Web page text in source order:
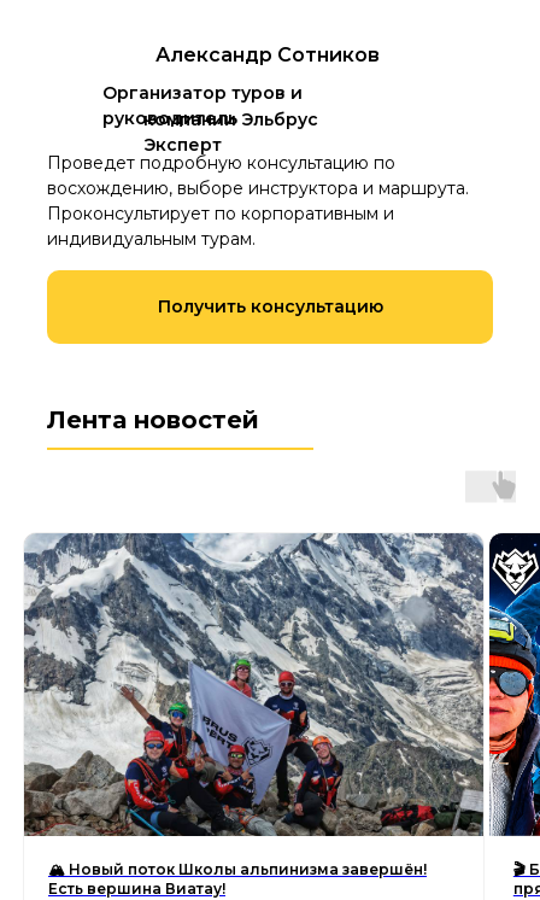
Проведет подробную консультацию по
восхождению, выборе инструктора и маршрута.
Проконсультирует по корпоративным и
индивидуальным турам.
Организатор туров и
руководитель
Александр Сотников
Получить консультацию
компании Эльбрус
Эксперт
Лента новостей
🏔 Новый поток Школы альпинизма завершён!
Есть вершина Виатау!
🎬